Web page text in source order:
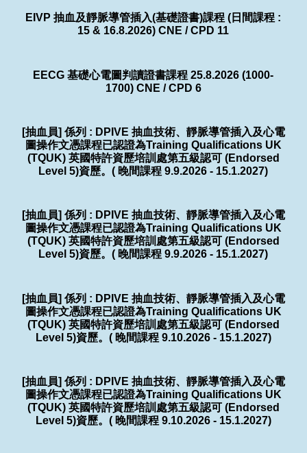
EIVP 抽血及靜脈導管插入(基礎證書)課程 (日間課程 :
15 & 16.8.2026) CNE / CPD 11
EECG 基礎心電圖判讀證書課程 25.8.2026 (1000-
1700) CNE / CPD 6
[抽血員] 係列 : DPIVE 抽血技術、靜脈導管插入及心電
圖操作文憑課程已認證為Training Qualifications UK
(TQUK) 英國特許資歷培訓處第五級認可 (Endorsed
Level 5)資歷。( 晚間課程 9.9.2026 - 15.1.2027)
[抽血員] 係列 : DPIVE 抽血技術、靜脈導管插入及心電
圖操作文憑課程已認證為Training Qualifications UK
(TQUK) 英國特許資歷培訓處第五級認可 (Endorsed
Level 5)資歷。( 晚間課程 9.9.2026 - 15.1.2027)
[抽血員] 係列 : DPIVE 抽血技術、靜脈導管插入及心電
圖操作文憑課程已認證為Training Qualifications UK
(TQUK) 英國特許資歷培訓處第五級認可 (Endorsed
Level 5)資歷。( 晚間課程 9.10.2026 - 15.1.2027)
[抽血員] 係列 : DPIVE 抽血技術、靜脈導管插入及心電
圖操作文憑課程已認證為Training Qualifications UK
(TQUK) 英國特許資歷培訓處第五級認可 (Endorsed
Level 5)資歷。( 晚間課程 9.10.2026 - 15.1.2027)